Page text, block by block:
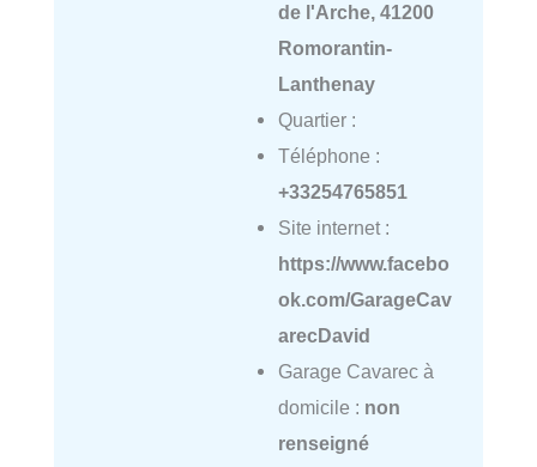
de l'Arche, 41200
Romorantin-
Lanthenay
Quartier :
Téléphone :
+33254765851
Site internet :
https://www.facebo
ok.com/GarageCav
arecDavid
Garage Cavarec à
domicile : non
renseigné